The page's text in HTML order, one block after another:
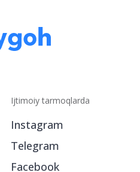
Ijtimoiy tarmoqlarda
Instagram
Telegram
Facebook